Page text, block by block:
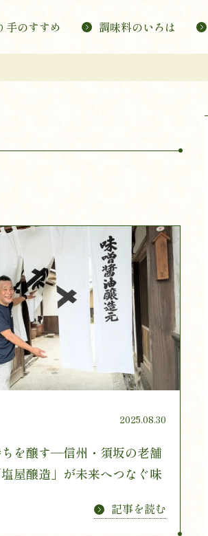
手のすすめ 調味料のいろは
2025.08.30
を醸す―信州・須坂の老舗
屋醸造」が未来へつなぐ味
記事を読む